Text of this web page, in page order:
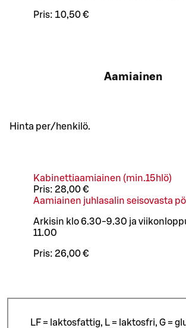
Pris: 10,50 €
Aamiainen
Hinta per/henkilö.
Kabinettiaamiainen (min.15hlö)
Pris: 28,00 €
Aamiainen juhlasalin seisovasta
Arkisin klo 6.30-9.30 ja
11.00
Pris: 26,00 €
LF = laktosfattig, L = laktosfri, G =